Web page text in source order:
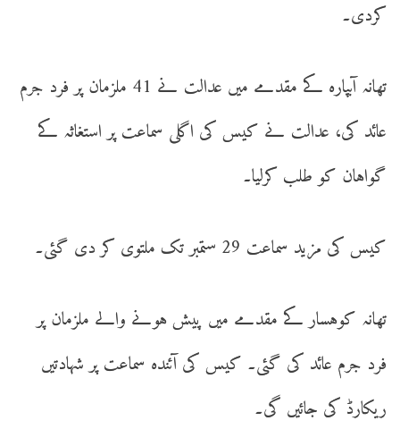
کردی۔
تھانہ آبپارہ کے مقدمے میں عدالت نے 41 ملزمان پر فرد جرم
عائد کی، عدالت نے کیس کی اگلی سماعت پر استغاثہ کے
گواہان کو طلب کرلیا۔
کیس کی مزید سماعت 29 ستمبر تک ملتوی کر دی گئی۔
تھانہ کوہسار کے مقدمے میں پیش ہونے والے ملزمان پر
فرد جرم عائد کی گئی۔ کیس کی آئندہ سماعت پر شہادتیں
ریکارڈ کی جائیں گی۔